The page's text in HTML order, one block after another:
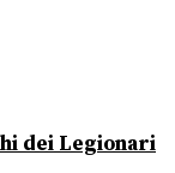
dei Legionari